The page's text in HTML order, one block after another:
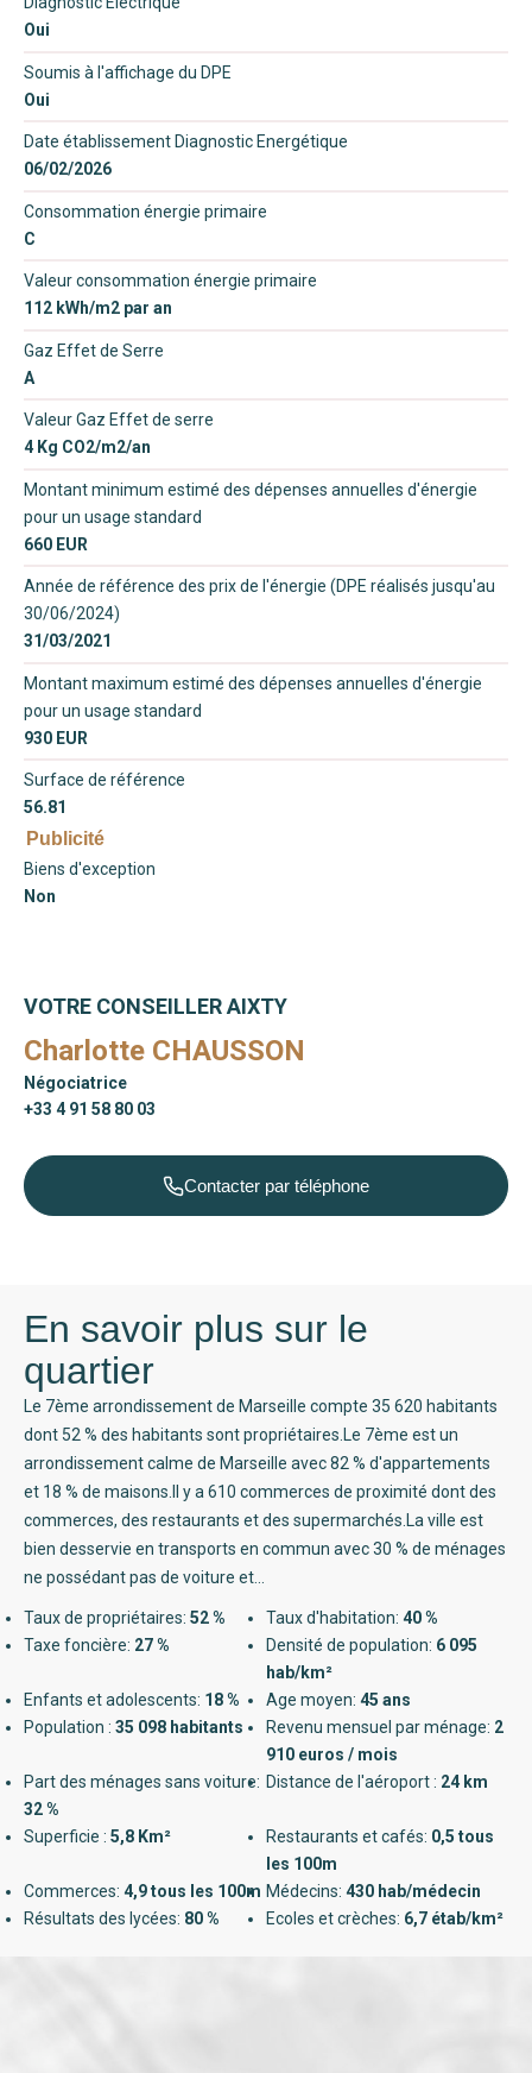
Oui
Soumis à l'affichage du DPE
Oui
Date établissement Diagnostic Energétique
06/02/2026
Consommation énergie primaire
C
Valeur consommation énergie primaire
112 kWh/m2 par an
Gaz Effet de Serre
A
Valeur Gaz Effet de serre
4 Kg CO2/m2/an
Montant minimum estimé des dépenses annuelles d'énergie
pour un usage standard
660 EUR
Année de référence des prix de l'énergie (DPE réalisés jusqu'au
30/06/2024)
31/03/2021
Montant maximum estimé des dépenses annuelles d'énergie
pour un usage standard
930 EUR
Surface de référence
56.81
Publicité
Biens d'exception
Non
VOTRE CONSEILLER AIXTY
Charlotte CHAUSSON
Négociatrice
+33 4 91 58 80 03
Contacter par téléphone
En savoir plus sur le
quartier
Le 7ème arrondissement de Marseille compte 35 620 habitants
dont 52 % des habitants sont propriétaires.Le 7ème est un
arrondissement calme de Marseille avec 82 % d'appartements
et 18 % de maisons.Il y a 610 commerces de proximité dont des
commerces, des restaurants et des supermarchés.La ville est
bien desservie en transports en commun avec 30 % de ménages
ne possédant pas de voiture et...
Taux de propriétaires: 52 % Taux d'habitation: 40 %
Taxe foncière: 27 % Densité de population: 6 095
hab/km²
Enfants et adolescents: 18 % Age moyen: 45 ans
Population : 35 098 habitants Revenu mensuel par ménage: 2
910 euros / mois
Part des ménages sans voiture:
32 %
Distance de l'aéroport : 24 km
Superficie : 5,8 Km² Restaurants et cafés: 0,5 tous
les 100m
Commerces: 4,9 tous les 100m Médecins: 430 hab/médecin
Résultats des lycées: 80 % Ecoles et crèches: 6,7 étab/km²